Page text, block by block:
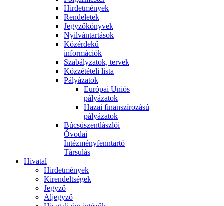
Hirdetmények
Rendeletek
Jegyzőkönyvek
Nyilvántartások
Közérdekű
információk
Szabályzatok, tervek
Közzétételi lista
Pályázatok
Európai Uniós
pályázatok
Hazai finanszírozású
pályázatok
Búcsúszentlászlói
Óvodai
Intézményfenntartó
Társulás
Hivatal
Hirdetmények
Kirendeltségek
Jegyző
Aljegyző